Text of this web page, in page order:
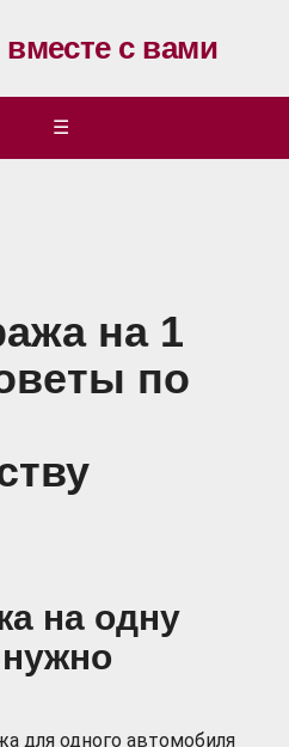
с вами
☰
на 1
по
на одну
для одного автомобиля